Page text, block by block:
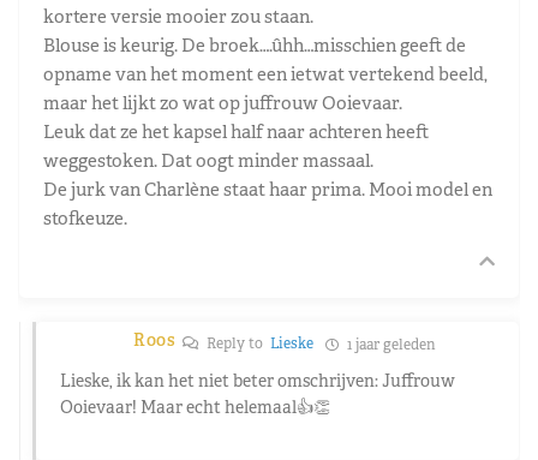
kortere versie mooier zou staan.
Blouse is keurig. De broek….ûhh…misschien geeft de
opname van het moment een ietwat vertekend beeld,
maar het lijkt zo wat op juffrouw Ooievaar.
Leuk dat ze het kapsel half naar achteren heeft
weggestoken. Dat oogt minder massaal.
De jurk van Charlène staat haar prima. Mooi model en
stofkeuze.
Roos Reply to Lieske 1 jaar geleden
Lieske, ik kan het niet beter omschrijven: Juffrouw
Ooievaar! Maar echt helemaal👍👏